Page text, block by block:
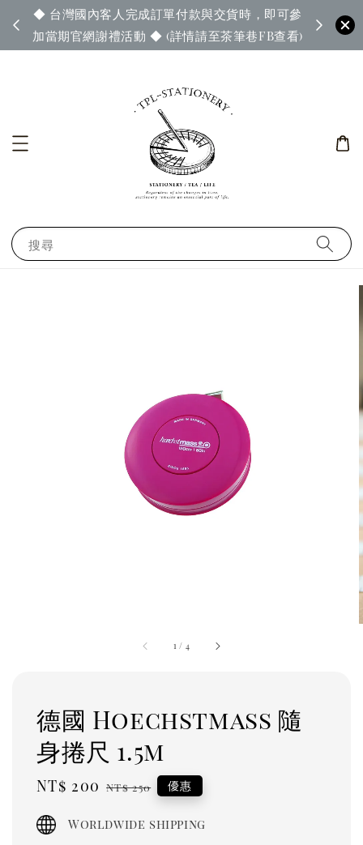
◆ 台灣國內客人完成訂單付款與交貨時，即可參
加當期官網謝禮活動 ◆ (詳情請至茶筆巷FB查看)
◆ 官
搜尋
1 / 4
德國 Hoechstmass 隨
身捲尺 1.5m
Sale
NT$ 200 Regular
NT$ 250 優惠
Worldwide shipping